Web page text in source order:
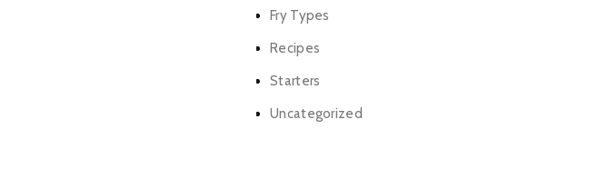
Fry Types
Recipes
Starters
Uncategorized